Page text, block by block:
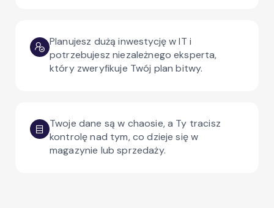
Planujesz dużą inwestycję w IT i
potrzebujesz niezależnego eksperta,
który zweryfikuje Twój plan bitwy.
Twoje dane są w chaosie, a Ty tracisz
kontrolę nad tym, co dzieje się w
magazynie lub sprzedaży.